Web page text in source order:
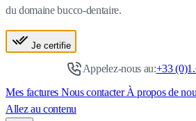
du domaine bucco-dentaire.
Je certifie
Appelez-nous au:+33
Mes factures Nous contacterÀ propos de
Allez au contenu